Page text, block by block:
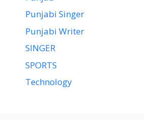
Punjabi Singer
Punjabi Writer
SINGER
SPORTS
Technology